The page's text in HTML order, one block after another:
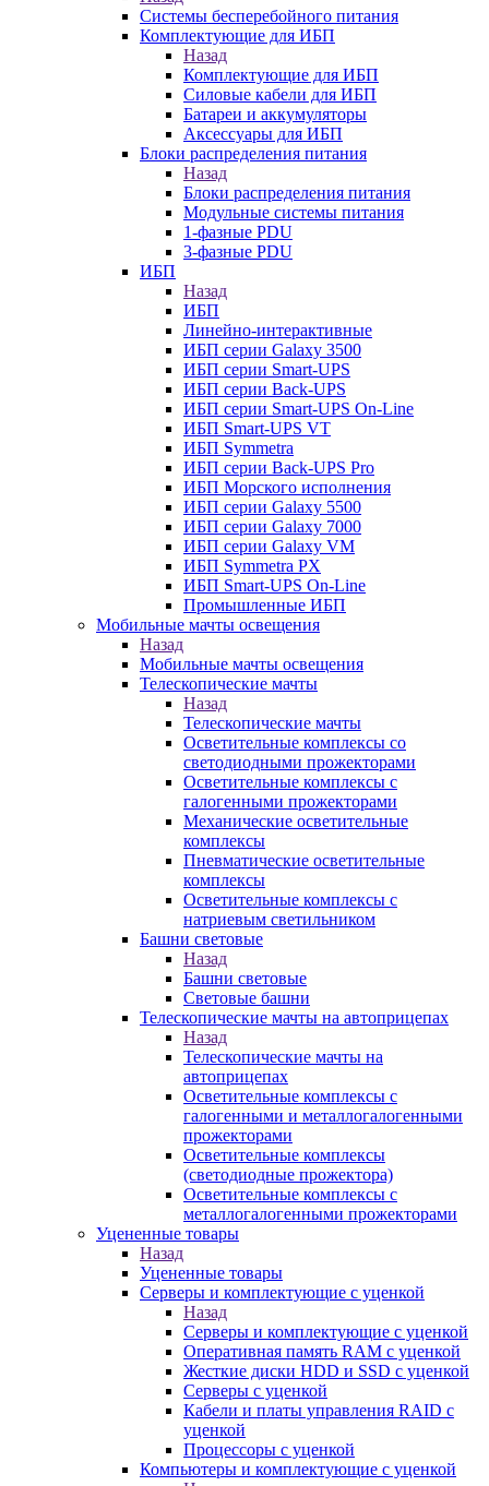
Системы бесперебойного питания
Комплектующие для ИБП
Назад
Комплектующие для ИБП
Силовые кабели для ИБП
Батареи и аккумуляторы
Аксессуары для ИБП
Блоки распределения питания
Назад
Блоки распределения питания
Модульные системы питания
1-фазные PDU
3-фазные PDU
ИБП
Назад
ИБП
Линейно-интерактивные
ИБП серии Galaxy 3500
ИБП серии Smart-UPS
ИБП серии Back-UPS
ИБП серии Smart-UPS On-Line
ИБП Smart-UPS VT
ИБП Symmetra
ИБП серии Back-UPS Pro
ИБП Морского исполнения
ИБП серии Galaxy 5500
ИБП серии Galaxy 7000
ИБП серии Galaxy VM
ИБП Symmetra PX
ИБП Smart-UPS On-Line
Промышленные ИБП
Мобильные мачты освещения
Назад
Мобильные мачты освещения
Телескопические мачты
Назад
Телескопические мачты
Осветительные комплексы со
светодиодными прожекторами
Осветительные комплексы с
галогенными прожекторами
Механические осветительные
комплексы
Пневматические осветительные
комплексы
Осветительные комплексы с
натриевым светильником
Башни световые
Назад
Башни световые
Световые башни
Телескопические мачты на автоприцепах
Назад
Телескопические мачты на
автоприцепах
Осветительные комплексы с
галогенными и металлогалогенными
прожекторами
Осветительные комплексы
(светодиодные прожектора)
Осветительные комплексы с
металлогалогенными прожекторами
Уцененные товары
Назад
Уцененные товары
Серверы и комплектующие с уценкой
Назад
Серверы и комплектующие с уценкой
Оперативная память RAM с уценкой
Жесткие диски HDD и SSD с уценкой
Серверы с уценкой
Кабели и платы управления RAID с
уценкой
Процессоры с уценкой
Компьютеры и комплектующие с уценкой